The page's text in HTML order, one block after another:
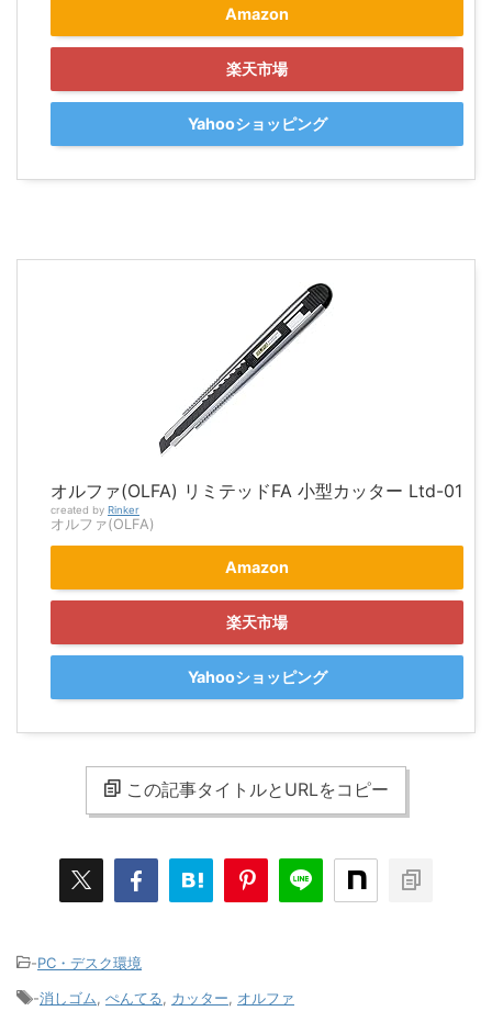
Amazon
楽天市場
Yahooショッピング
オルファ(OLFA) リミテッドFA 小型カッター Ltd-01
created by Rinker
オルファ(OLFA)
Amazon
楽天市場
Yahooショッピング
この記事タイトルとURLをコピー
-PC・デスク環境
-消しゴム ぺんてる カッター オルファ